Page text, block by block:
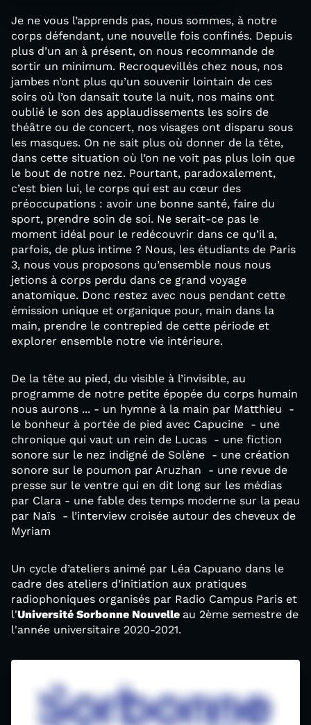
Je ne vous l’apprends pas, nous sommes, à notre
corps défendant, une nouvelle fois confinés. Depuis
plus d’un an à présent, on nous recommande de
sortir un minimum. Recroquevillés chez nous, nos
jambes n’ont plus qu’un souvenir lointain de ces
soirs où l’on dansait toute la nuit, nos mains ont
oublié le son des applaudissements les soirs de
théâtre ou de concert, nos visages ont disparu sous
les masques. On ne sait plus où donner de la tête,
dans cette situation où l’on ne voit pas plus loin que
le bout de notre nez. Pourtant, paradoxalement,
c’est bien lui, le corps qui est au cœur des
préoccupations : avoir une bonne santé, faire du
sport, prendre soin de soi. Ne serait-ce pas le
moment idéal pour le redécouvrir dans ce qu’il a,
parfois, de plus intime ? Nous, les étudiants de Paris
3, nous vous proposons qu’ensemble nous nous
jetions à corps perdu dans ce grand voyage
anatomique. Donc restez avec nous pendant cette
émission unique et organique pour, main dans la
main, prendre le contrepied de cette période et
explorer ensemble notre vie intérieure.
De la tête au pied, du visible à l’invisible, au
programme de notre petite épopée du corps humain
nous aurons ... - un hymne à la main par Matthieu -
le bonheur à portée de pied avec Capucine - une
chronique qui vaut un rein de Lucas - une fiction
sonore sur le nez indigné de Solène - une création
sonore sur le poumon par Aruzhan - une revue de
presse sur le ventre qui en dit long sur les médias
par Clara - une fable des temps moderne sur la peau
par Naïs - l’interview croisée autour des cheveux de
Myriam
Un cycle d’ateliers animé par Léa Capuano dans le
cadre des ateliers d’initiation aux pratiques
radiophoniques organisés par Radio Campus Paris et
l'Université Sorbonne Nouvelle au 2ème semestre de
l'année universitaire 2020-2021.